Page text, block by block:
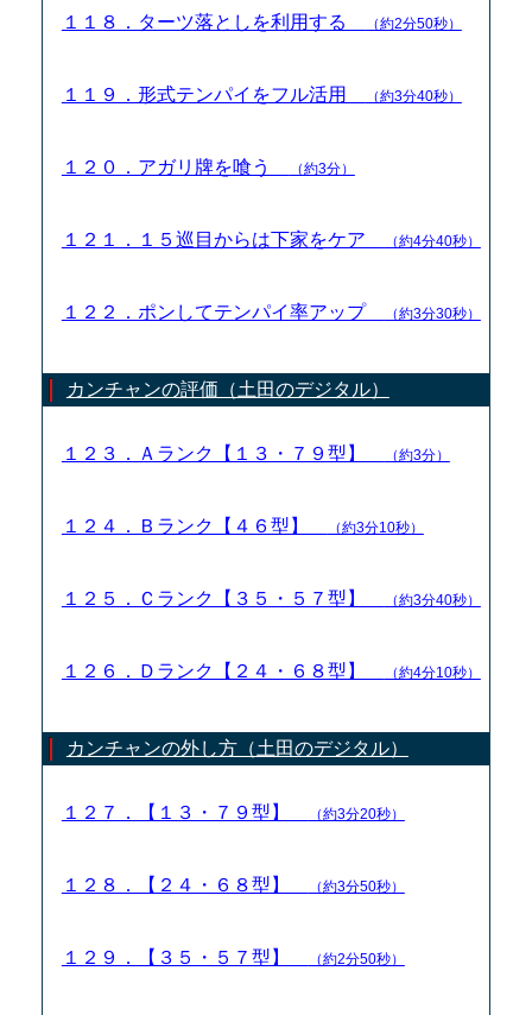
１１８．ターツ落としを利用する （約2分50秒）
１１９．形式テンパイをフル活用 （約3分40秒）
１２０．アガリ牌を喰う （約3分）
１２１．１５巡目からは下家をケア （約4分40秒）
１２２．ポンしてテンパイ率アップ （約3分30秒）
カンチャンの評価（土田のデジタル）
１２３．Ａランク【１３・７９型】 （約3分）
１２４．Ｂランク【４６型】 （約3分10秒）
１２５．Ｃランク【３５・５７型】 （約3分40秒）
１２６．Ｄランク【２４・６８型】 （約4分10秒）
カンチャンの外し方（土田のデジタル）
１２７．【１３・７９型】 （約3分20秒）
１２８．【２４・６８型】 （約3分50秒）
１２９．【３５・５７型】 （約2分50秒）